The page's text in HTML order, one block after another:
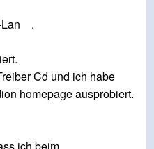
Lan .
Cd und ich habe
homepage ausprobiert.